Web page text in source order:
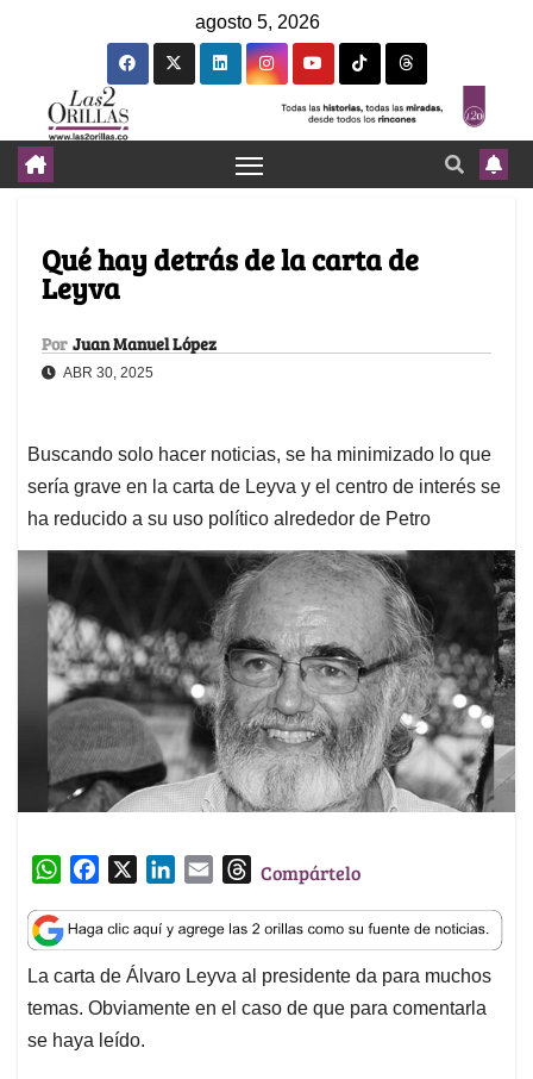
agosto 5, 2026
Qué hay detrás de la carta de
Leyva
Por Juan Manuel López
ABR 30, 2025
Buscando solo hacer noticias, se ha minimizado lo que
sería grave en la carta de Leyva y el centro de interés se
ha reducido a su uso político alrededor de Petro
W
a
t
s
A
p
c
e
b
o
o
n
k
e
d
a
i
l
T
r
e
a
d
Compártelo
La carta de Álvaro Leyva al presidente da para muchos
temas. Obviamente en el caso de que para comentarla
se haya leído.